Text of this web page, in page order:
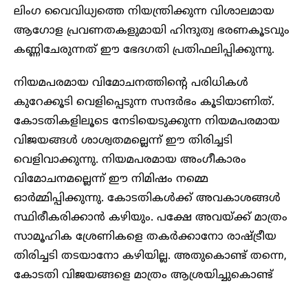
ലിംഗ വൈവിധ്യത്തെ നിയന്ത്രിക്കുന്ന വിശാലമായ
ആഗോള പ്രവണതകളുമായി ഹിന്ദുത്വ ഭരണകൂടവും
കണ്ണിചേരുന്നത് ഈ ഭേദഗതി പ്രതിഫലിപ്പിക്കുന്നു.
നിയമപരമായ വിമോചനത്തിന്റെ പരിധികൾ
കുറേക്കൂടി വെളിപ്പെടുന്ന സന്ദർഭം കൂടിയാണിത്.
കോടതികളിലൂടെ നേടിയെടുക്കുന്ന നിയമപരമായ
വിജയങ്ങൾ ശാശ്വതമല്ലെന്ന് ഈ തിരിച്ചടി
വെളിവാക്കുന്നു. നിയമപരമായ അംഗീകാരം
വിമോചനമല്ലെന്ന് ഈ നിമിഷം നമ്മെ
ഓർമ്മിപ്പിക്കുന്നു. കോടതികൾക്ക് അവകാശങ്ങൾ
സ്ഥിരീകരിക്കാൻ കഴിയും. പക്ഷേ അവയ്ക്ക് മാത്രം
സാമൂഹിക ശ്രേണികളെ തകർക്കാനോ രാഷ്ട്രീയ
തിരിച്ചടി തടയാനോ കഴിയില്ല. അതുകൊണ്ട് തന്നെ,
കോടതി വിജയങ്ങളെ മാത്രം ആശ്രയിച്ചുകൊണ്ട്